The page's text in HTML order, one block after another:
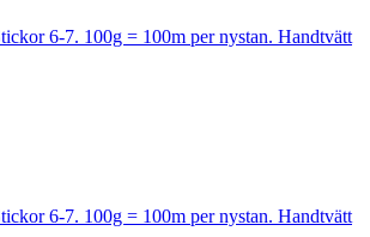
6-7. 100g = 100m per nystan. Handtvätt
6-7. 100g = 100m per nystan. Handtvätt